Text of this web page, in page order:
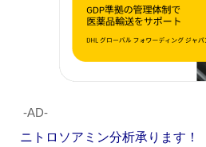
‐AD‐
ニトロソアミン分析承ります